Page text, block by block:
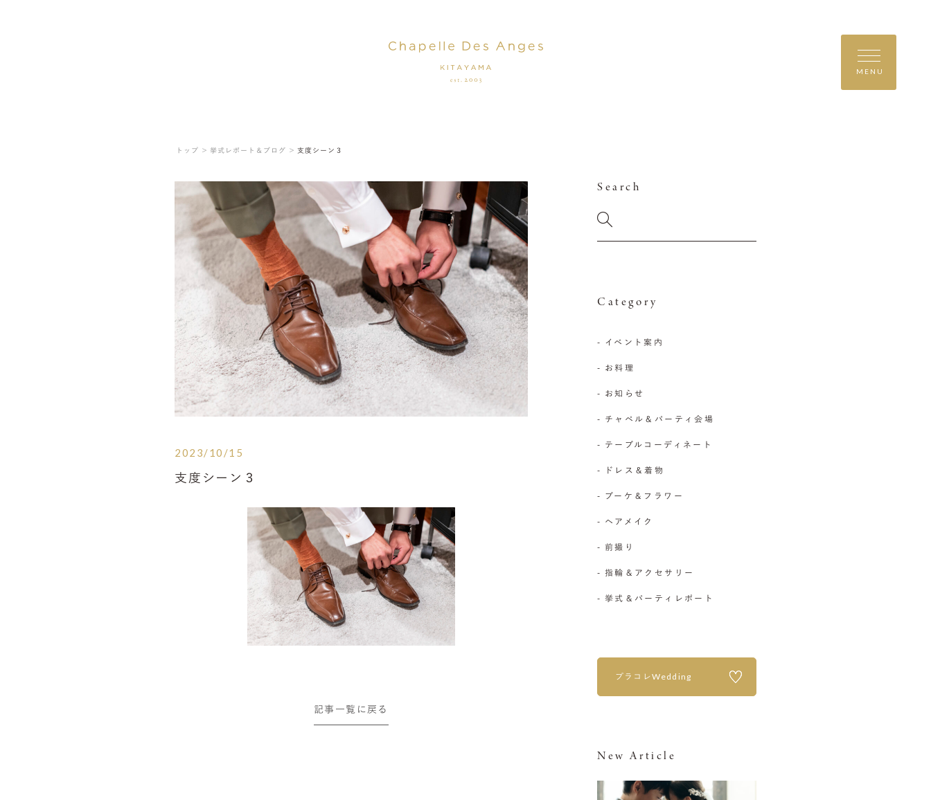
MENU
トップ ＞ 挙式レポート＆ブログ ＞ 支度シーン３
2023/10/15
支度シーン３
記事一覧に戻る
Search
Category
- イベント案内
- お料理
- お知らせ
- チャペル＆パーティ会場
- テーブルコーディネート
- ドレス＆着物
- ブーケ＆フラワー
- ヘアメイク
- 前撮り
- 指輪＆アクセサリー
- 挙式＆パーティレポート
プラコレWedding
New Article